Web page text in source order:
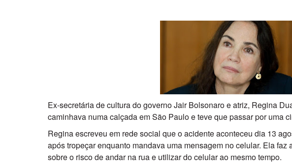
Ex-secretária de cultura do governo Jair Bolsonaro e atriz, Regina
caminhava numa calçada em São Paulo e teve que passar por uma
Regina escreveu em rede social que o acidente aconteceu dia 13
após tropeçar enquanto mandava uma mensagem no celular. Ela
sobre o risco de andar na rua e utilizar do celular ao mesmo tempo.